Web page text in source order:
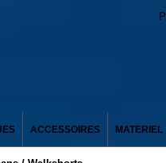
ACCESSOIRES MATERIEL